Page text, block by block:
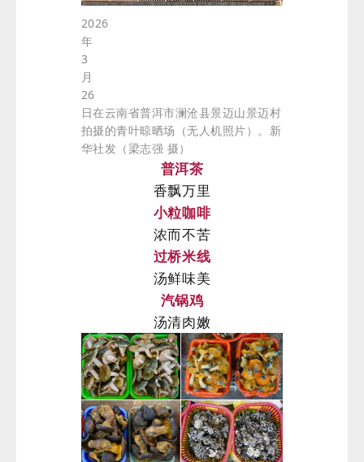
2026
年
3
月
26
日在云南省普洱市澜沧县景迈山景迈村
拍摄的青叶晾晒场（无人机照片）。新
华社发（梁志强 摄）
普洱茶
香飘万里
小粒咖啡
浓而不苦
过桥米线
汤鲜味美
汽锅鸡
汤清肉嫩